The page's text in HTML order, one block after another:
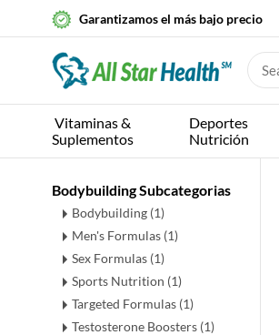
Garantizamos el más bajo precio
Vitaminas &
Suplementos
Deportes
Nutrición
Bodybuilding Subcategorias
Bodybuilding (1)
Men's Formulas (1)
Sex Formulas (1)
Sports Nutrition (1)
Targeted Formulas (1)
Testosterone Boosters (1)